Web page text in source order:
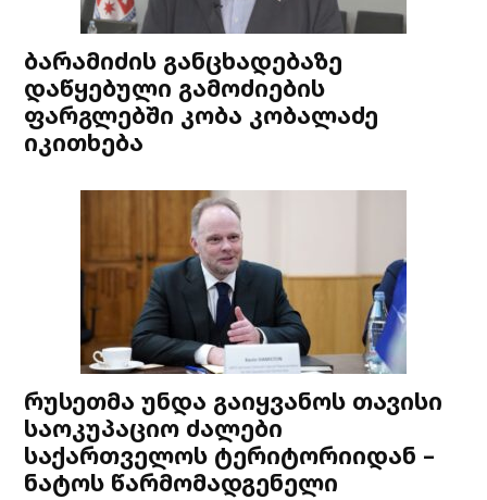
ბარამიძის განცხადებაზე
დაწყებული გამოძიების
ფარგლებში კობა კობალაძე
იკითხება
რუსეთმა უნდა გაიყვანოს თავისი
საოკუპაციო ძალები
საქართველოს ტერიტორიიდან –
ნატოს წარმომადგენელი